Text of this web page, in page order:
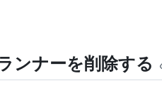
ンナーを削除する